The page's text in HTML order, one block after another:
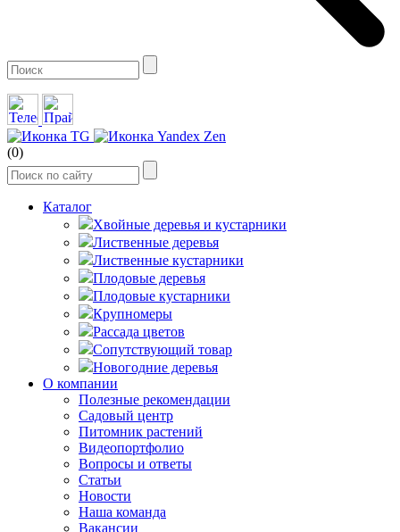
(0)
Каталог
Хвойные деревья и кустарники
Лиственные деревья
Лиственные кустарники
Плодовые деревья
Плодовые кустарники
Крупномеры
Рассада цветов
Сопутствующий товар
Новогодние деревья
О компании
Полезные рекомендации
Садовый центр
Питомник растений
Видеопортфолио
Вопросы и ответы
Статьи
Новости
Наша команда
Вакансии